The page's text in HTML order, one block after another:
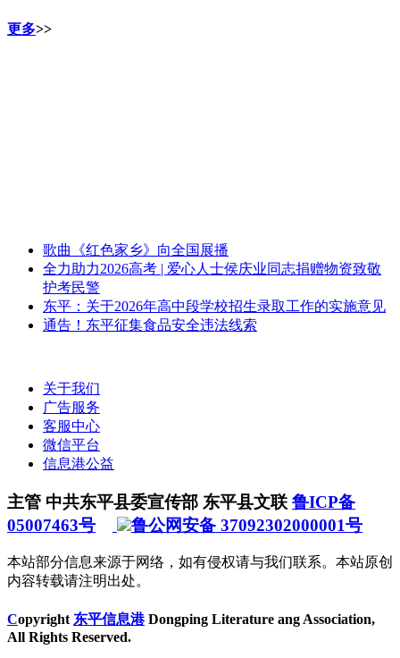
更多>>
歌曲《红色家乡》向全国展播
全力助力2026高考 | 爱心人士侯庆业同志捐赠物资致敬
护考民警
东平：关于2026年高中段学校招生录取工作的实施意见
通告！东平征集食品安全违法线索
关于我们
广告服务
客服中心
微信平台
信息港公益
主管 中共东平县委宣传部 东平县文联 鲁ICP备
05007463号
鲁公网安备 37092302000001号
本站部分信息来源于网络，如有侵权请与我们联系。本站原创
内容转载请注明出处。
Copyright 东平信息港Dongping Literature ang Association,
All Rights Reserved.